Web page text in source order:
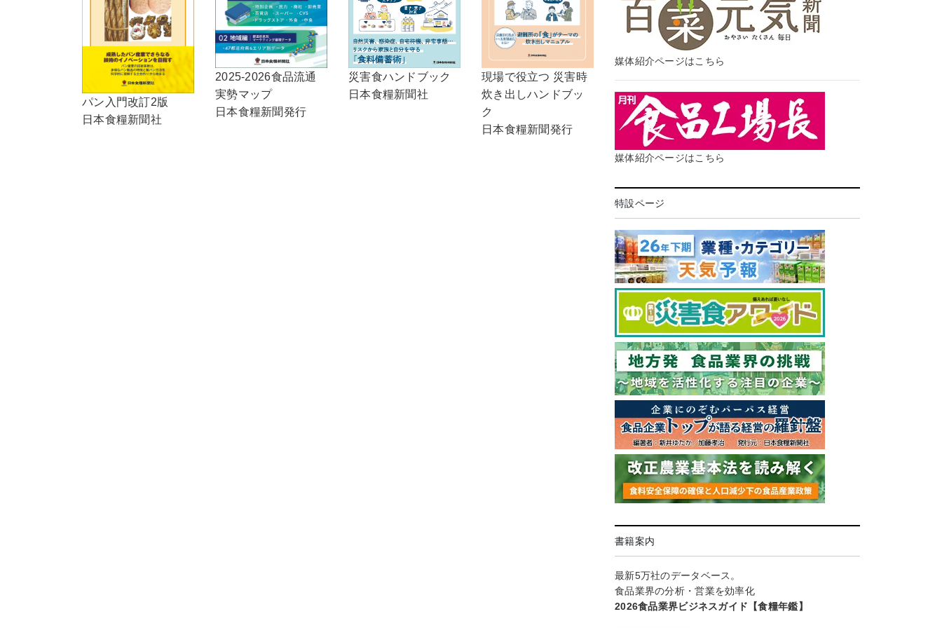
パン入門改訂2版
日本食糧新聞社
2025-2026食品流通
実勢マップ
日本食糧新聞発行
災害食ハンドブック
日本食糧新聞社
現場で役立つ 災害時
炊き出しハンドブッ
ク
日本食糧新聞発行
媒体紹介ページはこちら
媒体紹介ページはこちら
特設ページ
書籍案内
最新5万社のデータベース。
食品業界の分析・営業を効率化
2026食品業界ビジネスガイド【食糧年鑑】